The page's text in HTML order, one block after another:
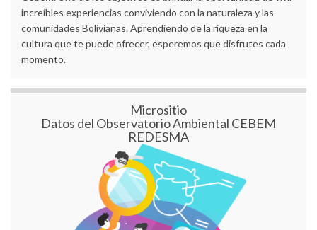
increíbles experiencias conviviendo con la naturaleza y las
comunidades Bolivianas. Aprendiendo de la riqueza en la
cultura que te puede ofrecer, esperemos que disfrutes cada
momento.
Micrositio
Datos del Observatorio Ambiental CEBEM
REDESMA